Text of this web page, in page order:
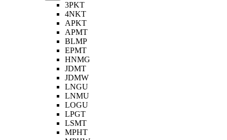
3PKT
4NKT
APKT
APMT
BLMP
EPMT
HNMG
JDMT
JDMW
LNGU
LNMU
LOGU
LPGT
LSMT
MPHT